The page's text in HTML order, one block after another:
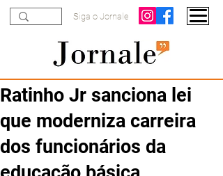
Siga o Jornale
Ratinho Jr sanciona lei
que moderniza carreira
dos funcionários da